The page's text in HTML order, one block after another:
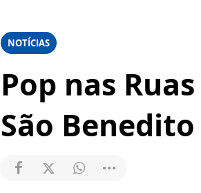
NOTÍCIAS
Pop nas
São